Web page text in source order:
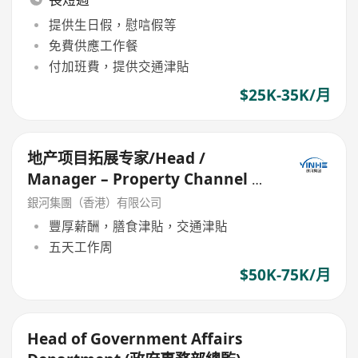
提供生日假，慰唁假等
免費供應工作餐
付加班費，提供交通津貼
$25K-35K/月
地产项目拓展专家/Head /
Manager – Property Channel &
Partnerships
銀河集團（香港）有限公司
豐厚薪酬，膳食津貼，交通津貼
五天工作周
$50K-75K/月
Head of Government Affairs